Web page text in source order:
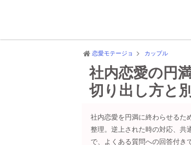
恋愛モテージョ カップル
社内恋愛の円
切り出し方と
社内恋愛を円満に終わらせるた
整理。逆上された時の対応、共
で、よくある質問への回答付き